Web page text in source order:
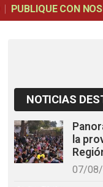
PUBLIQUE CON
NOTICIAS
la
07/